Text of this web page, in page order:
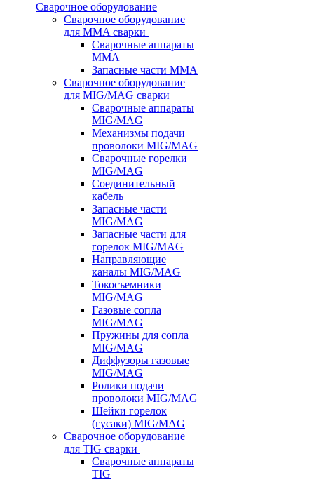
Сварочное оборудование
Сварочное оборудование
для MMA сварки
Сварочные аппараты
MMA
Запасные части MMA
Сварочное оборудование
для MIG/MAG сварки
Сварочные аппараты
MIG/MAG
Механизмы подачи
проволоки MIG/MAG
Сварочные горелки
MIG/MAG
Соединительный
кабель
Запасные части
MIG/MAG
Запасные части для
горелок MIG/MAG
Направляющие
каналы MIG/MAG
Токосъемники
MIG/MAG
Газовые сопла
MIG/MAG
Пружины для сопла
MIG/MAG
Диффузоры газовые
MIG/MAG
Ролики подачи
проволоки MIG/MAG
Шейки горелок
(гусаки) MIG/MAG
Сварочное оборудование
для TIG сварки
Сварочные аппараты
TIG